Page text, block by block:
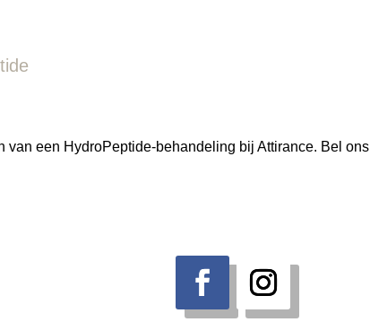
van een HydroPeptide-behandeling bij Attirance. Bel ons